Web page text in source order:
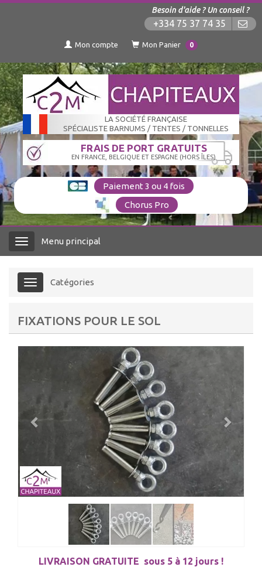
Besoin d'aide ? Un conseil ?
+334 75 37 74 35
Mon compte Mon Panier 0
LA SOCIÉTÉ FRANÇAISE
SPÉCIALISTE BARNUMS / TENTES / TONNELLES
FRAIS DE PORT GRATUITS
EN FRANCE, BELGIQUE ET ESPAGNE (HORS ÎLES)
Paiement 3 ou 4 fois
Chorus Pro
Menu Menu principal
Menu Catégories
FIXATIONS POUR LE SOL
LIVRAISON GRATUITE sous 5 à 12 jours !